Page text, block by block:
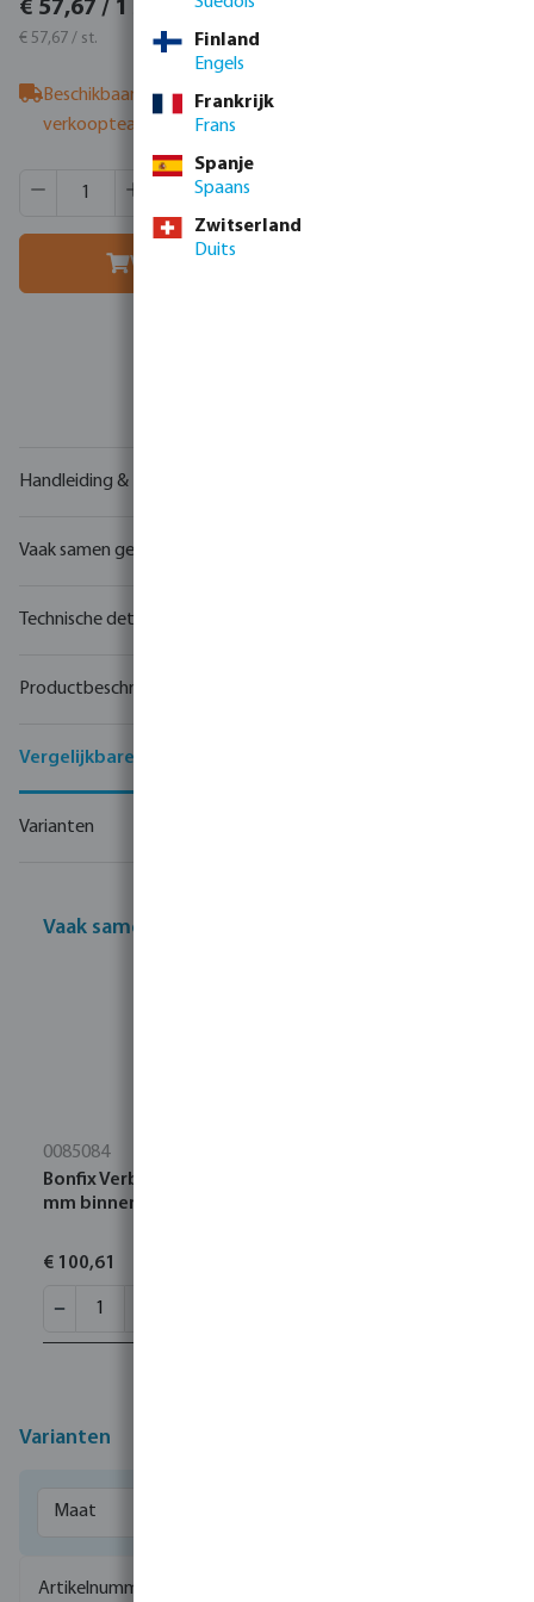
€ 57,67 / 1 st.
€ 57,67 / st. € 69,78 / st.
Beschikbaar bij leverancier- neem contact op met het
verkoopteam
Producthoeveelheid: Voer de gewenste hoeveelheid in of
Verpakt per:30 st.
MSQ:
Voeg toe aan winkelmandje
Handleiding & tekeningen
Vaak samen gekocht
Technische details
Productbeschrijving
Vergelijkbare producten
Varianten
Vaak samen gekocht
0085084
Bonfix Verbindingskoppeling RVS 316L 1 1/4" x 35
mm binnendraad x pers 16bar DVGW/KIWA
€ 100,61
Varianten
Finland
Engels
Frankrijk
Frans
Spanje
Spaans
Zwitserland
Duits